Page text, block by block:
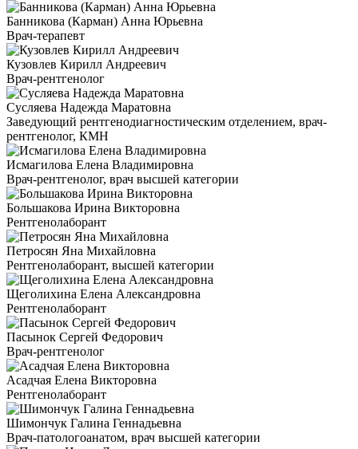
Банникова (Карман) Анна Юрьевна
Врач-терапевт
Кузовлев Кирилл Андреевич
Врач-рентгенолог
Сусляева Надежда Маратовна
Заведующий рентгенодиагностическим отделением, врач-
рентгенолог, КМН
Исмагилова Елена Владимировна
Врач-рентгенолог, врач высшей категории
Большакова Ирина Викторовна
Рентгенолаборант
Петросян Яна Михайловна
Рентгенолаборант, высшей категории
Щеголихина Елена Александровна
Рентгенолаборант
Пасынок Сергей Федорович
Врач-рентгенолог
Асадчая Елена Викторовна
Рентгенолаборант
Шимончук Галина Геннадьевна
Врач-патологоанатом, врач высшей категории